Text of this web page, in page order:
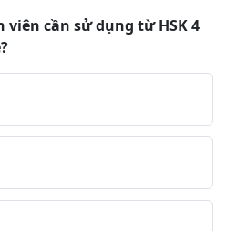
cần sử dụng từ HSK 4